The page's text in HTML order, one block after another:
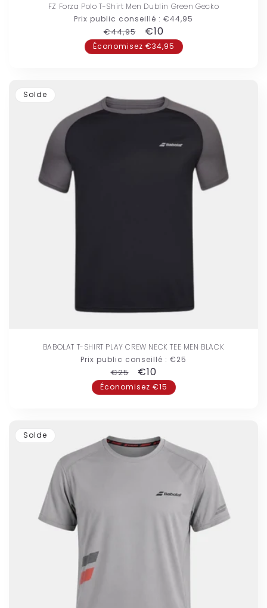
FZ Forza Polo T-Shirt Men Dublin Green Gecko
Prix public conseillé : €44,95
Prix
habituel
€44,95
Prix
promotionnel
€10
Économisez €34,95
Solde
BABOLAT T-SHIRT PLAY CREW NECK TEE MEN BLACK
Prix public conseillé : €25
Prix
habituel
€25
Prix
promotionnel
€10
Économisez €15
Solde